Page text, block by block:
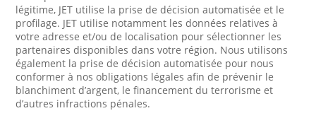
légitime, JET utilise la prise de décision automatisée et le
profilage. JET utilise notamment les données relatives à
votre adresse et/ou de localisation pour sélectionner les
partenaires disponibles dans votre région. Nous utilisons
également la prise de décision automatisée pour nous
conformer à nos obligations légales afin de prévenir le
blanchiment d’argent, le financement du terrorisme et
d’autres infractions pénales.